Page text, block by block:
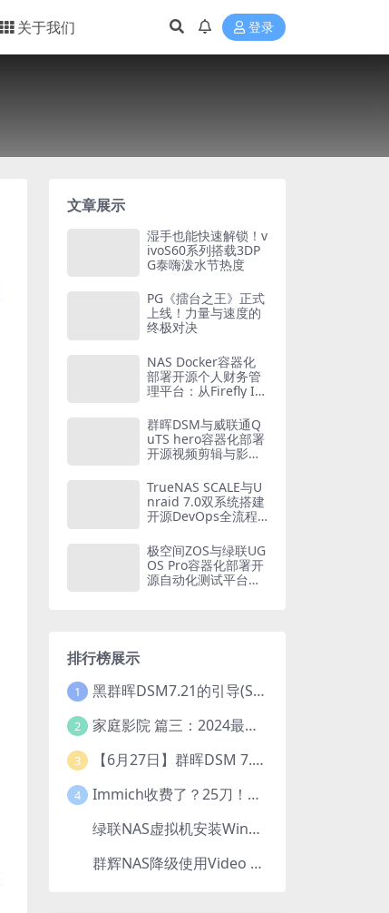
关于我们 登录
文章展示
湿手也能快速解锁！v
ivoS60系列搭载3DP
G泰嗨泼水节热度
PG《擂台之王》正式
上线！力量与速度的
终极对决
NAS Docker容器化
部署开源个人财务管
理平台：从Firefly III
家庭财务自由方案
（2026版）
群晖DSM与威联通Q
uTS hero容器化部署
开源视频剪辑与影视
Blender的NAS创意
工作站构建方案
TrueNAS SCALE与U
nraid 7.0双系统搭建
开源DevOps全流程
Kubernetes的容器
化CI/CD实战
极空间ZOS与绿联UG
OS Pro容器化部署开
源自动化测试平台：
排行榜展示
1 黑群晖DSM7.21的引导(SA6400_7.21引导可单NVME安装系统）
2 家庭影院 篇三：2024最新教程！小雅Emby全家桶又是什么？它和小雅AList又有什么区别？
3 【6月27日】群晖DSM 7.2.1-69057 Update 5 引导【附半洗白序列号】
4 Immich收费了？25刀！后知后觉的我，分享几个方法DIY这款最强家庭照片管理工具
绿联NAS虚拟机安装Windows，打造辅助工作站
群辉NAS降级使用Video Station：7.2.2降级为7.2.1，也可降为其他版本